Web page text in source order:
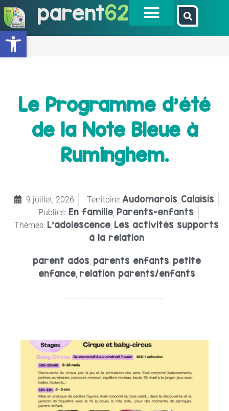
Ouvrir la barre d’outils
parent62
Le Programme d’été
de la Note Bleue à
Ruminghem.
9 juillet, 2026 Territoire: Audomarois Calaisis
Publics: En famille Parents-enfants
Thèmes: L’adolescence Les activités supports
à la relation
parent ados parents enfants petite
enfance, relation parents/enfants